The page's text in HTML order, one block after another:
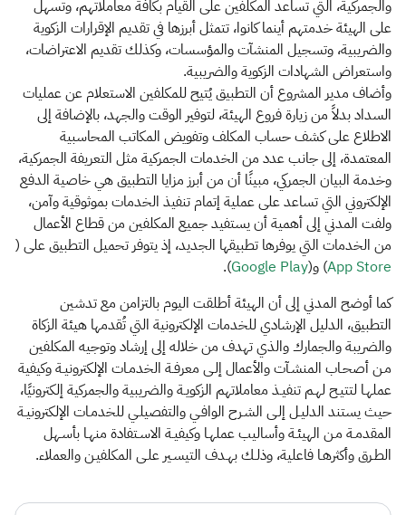
والجمركية، التي تساعد المكلفين على القيام بكافة معاملاتهم، وتسهل
على الهيئة خدمتهم أينما كانوا، تتمثل أبرزها في تقديم الإقرارات الزكوية
والضريبية، وتسجيل المنشآت والمؤسسات، وكذلك تقديم الاعتراضات،
واستعراض الشهادات الزكوية والضريبية.
وأضاف مدير المشروع أن التطبيق يُتيح للمكلفين الاستعلام عن عمليات
السداد بدلاً من زيارة فروع الهيئة، لتوفير الوقت والجهد، بالإضافة إلى
الاطلاع على كشف حساب المكلف وتفويض المكاتب المحاسبية
المعتمدة، إلى جانب عدد من الخدمات الجمركية مثل التعريفة الجمركية،
وخدمة البيان الجمركي، مبينًا أن من أبرز مزايا التطبيق هي خاصية الدفع
الإلكتروني التي تساعد على عملية إتمام تنفيذ الخدمات بموثوقية وآمن،
ولفت المدني إلى أهمية أن يستفيد جميع المكلفين من قطاع الأعمال
من الخدمات التي يوفرها تطبيقها الجديد، إذ يتوفر تحميل التطبيق على (
App Store) و(Google Play
).
كما أوضح المدني إلى أن الهيئة أطلقت اليوم بالتزامن مع تدشين
التطبيق، الدليل الإرشادي للخدمات الإلكترونية التي تُقدمها هيئة الزكاة
والضريبة والجمارك والذي تهدف من خلاله إلى إرشاد وتوجيه المكلفين
مـن أصحـاب المنشـآت والأعمال إلـى معرفـة الخدمـات الإلكترونيـة وكيفية
عملهـا لتتيـح لهـم تنفيـذ معاملاتهم الزكويـة والضريبية والجمركية إلكترونيًا،
حيث يستند الدليـل إلـى الشـرح الوافـي والتفصيلـي للخدمـات الإلكترونيـة
المقدمـة مـن الهيئـة وأساليب عملهـا وكيفيـة الاسـتفادة منهـا بأسـهل
الطـرق وأكثرهـا فاعلية، وذلـك بهـدف التيسـير علـى المكلفيـن والعملاء.